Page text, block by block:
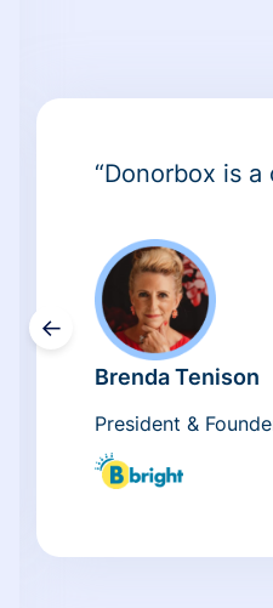
←
“Donorbox is
Brenda Tenison
President &